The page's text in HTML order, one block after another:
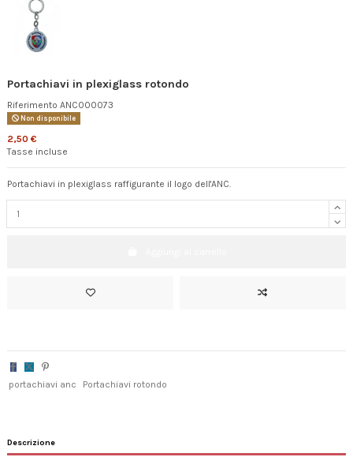
Portachiavi in plexiglass rotondo
Riferimento ANC000073
Non disponibile
2,50 €
Tasse incluse
Portachiavi in plexiglass raffigurante il logo dell'ANC.
portachiavi anc Portachiavi rotondo
Descrizione